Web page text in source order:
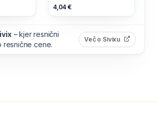
g, Cambrook
4,04 €
– kjer resnični
resnične cene.
Več o Sivixu (odpre